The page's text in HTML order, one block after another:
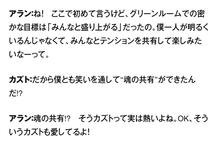
アラン：ね！ ここで初めて言うけど、グリーンルームでの密
かな目標は「みんなと盛り上がる」だったの。僕一人が明るく
いるんじゃなくて、みんなとテンションを共有して楽しみた
いなーって。
カズト：だから僕とも笑いを通して“魂の共有”ができたん
だ!?
アラン：魂の共有!? そうカズトって実は熱いよね。OK、そう
いうカズトも愛してるよ！